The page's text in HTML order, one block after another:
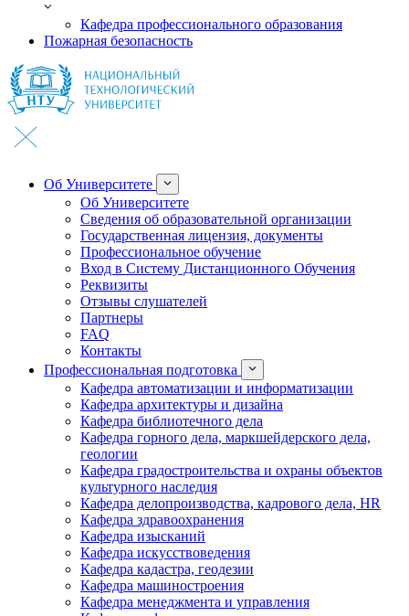
Кафедра профессионального образования
Пожарная безопасность
Об Университете
Об Университете
Сведения об образовательной организации
Государственная лицензия, документы
Профессиональное обучение
Вход в Систему Дистанционного Обучения
Реквизиты
Отзывы слушателей
Партнеры
FAQ
Контакты
Профессиональная подготовка
Кафедра автоматизации и информатизации
Кафедра архитектуры и дизайна
Кафедра библиотечного дела
Кафедра горного дела, маркшейдерского дела,
геологии
Кафедра градостроительства и охраны объектов
культурного наследия
Кафедра делопроизводства, кадрового дела, HR
Кафедра здравоохранения
Кафедра изысканий
Кафедра искусствоведения
Кафедра кадастра, геодезии
Кафедра машиностроения
Кафедра менеджмента и управления